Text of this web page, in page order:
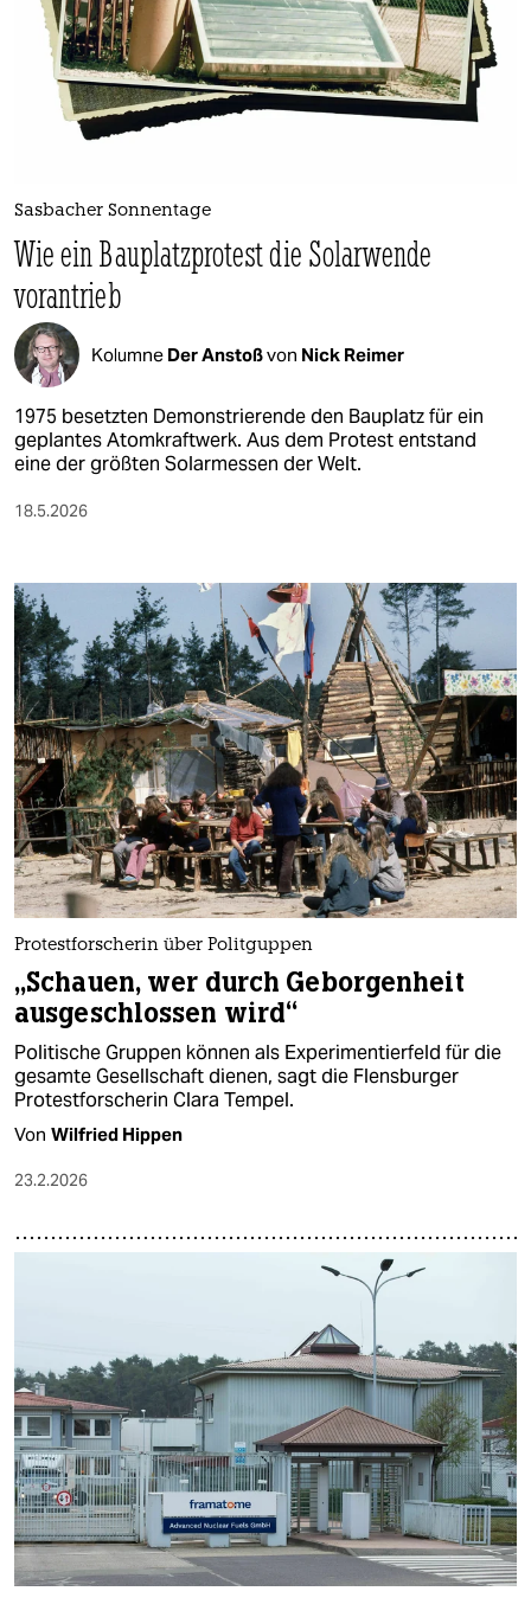
nord
wahrheit
verlag
veranstaltungen
shop
fragen & hilfe
unterstützen
abo
Sasbacher Sonnentage
Wie ein Bauplatzprotest die Solarwende
vorantrieb
Kolumne Der Anstoßvon Nick Reimer
1975 besetzten Demonstrierende den Bauplatz für ein
geplantes Atomkraftwerk. Aus dem Protest entstand
eine der größten Solarmessen der Welt.
18.5.2026
Protestforscherin über Politguppen
„Schauen, wer durch Geborgenheit
ausgeschlossen wird“
Politische Gruppen können als Experimentierfeld für die
gesamte Gesellschaft dienen, sagt die Flensburger
Protestforscherin Clara Tempel.
Von Wilfried Hippen
23.2.2026